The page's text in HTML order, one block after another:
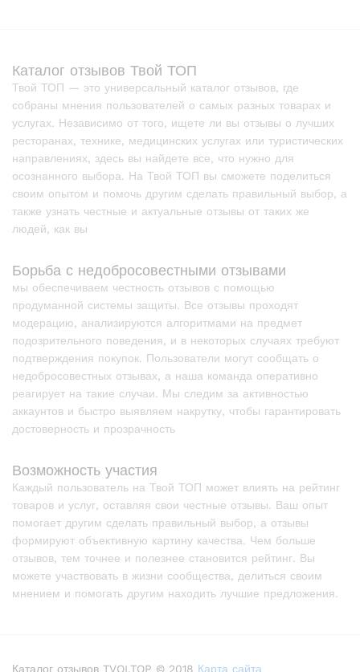
Каталог отзывов Твой ТОП
Твой ТОП — это универсальный каталог отзывов, где
собраны мнения пользователей о самых разных товарах и
услугах. Независимо от того, ищете ли вы отзывы о лучших
ресторанах, технике, медицинских услугах или туристических
направлениях, здесь вы найдете все, что нужно для
осознанного выбора. На Твой ТОП вы сможете поделиться
своим опытом и помочь другим сделать правильный выбор, а
также узнать честные и актуальные отзывы от таких же
людей, как вы
Борьба с недобросовестными отзывами
мы обеспечиваем честность отзывов с помощью
продуманной системы защиты. Все отзывы проходят
модерацию, анализируются алгоритмами на предмет
подозрительного поведения, и в некоторых случаях требуют
подтверждения покупок. Пользователи могут сообщать о
недобросовестных отзывах, а наша команда оперативно
реагирует на такие случаи. Мы следим за активностью
аккаунтов и быстро выявляем накрутку, чтобы гарантировать
достоверность и прозрачность
Возможность участия
Каждый пользователь на Твой ТОП может влиять на рейтинг
товаров и услуг, оставляя свои честные отзывы. Ваш опыт
помогает другим сделать правильный выбор, а отзывы
формируют объективную картину качества. Чем больше
отзывов, тем точнее и полезнее становится рейтинг. Вы
можете участвовать в жизни сообщества, делиться своим
мнением и помогать другим находить лучшие предложения.
Каталог отзывов TVOI.TOP © 2018 Карта сайта